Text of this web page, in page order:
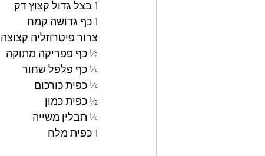
1 בצל גדול קצוץ דק
1 כף גדושה קמח
צרור פיטרוזליה קצוצה
½ כף פפריקה מתוקה
¼ כף פלפל שחור
¼ כפית כורכום
½ כפית כמון
¼ תבלין משייה
1 כפית מלח